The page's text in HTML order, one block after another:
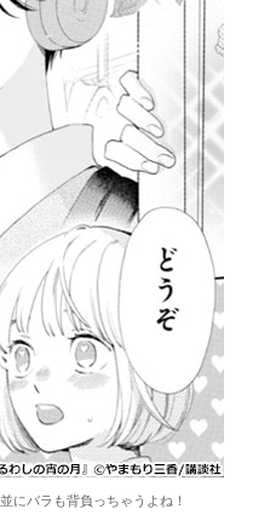
にバラも背負っちゃうよね！